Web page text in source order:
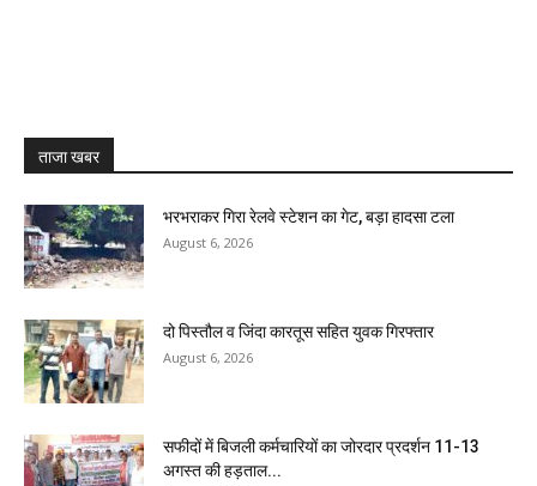
ताजा खबर
भरभराकर गिरा रेलवे स्टेशन का गेट, बड़ा हादसा टला
August 6, 2026
दो पिस्तौल व जिंदा कारतूस सहित युवक गिरफ्तार
August 6, 2026
सफीदों में बिजली कर्मचारियों का जोरदार प्रदर्शन 11-13
अगस्त की हड़ताल...